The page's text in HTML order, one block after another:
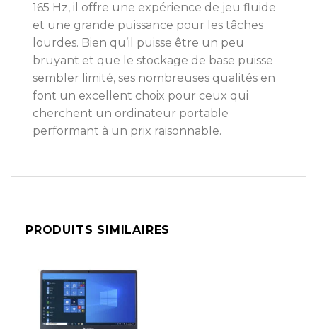
165 Hz, il offre une expérience de jeu fluide
et une grande puissance pour les tâches
lourdes. Bien qu’il puisse être un peu
bruyant et que le stockage de base puisse
sembler limité, ses nombreuses qualités en
font un excellent choix pour ceux qui
cherchent un ordinateur portable
performant à un prix raisonnable.
PRODUITS SIMILAIRES